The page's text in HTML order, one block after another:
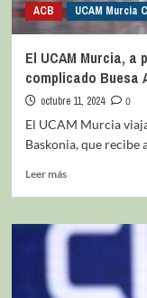
ACB UCAM Murcia
El UCAM Murcia,
complicado Buesa
octubre 11, 2024
0
El UCAM Murcia
Baskonia, que recibe
Leer más